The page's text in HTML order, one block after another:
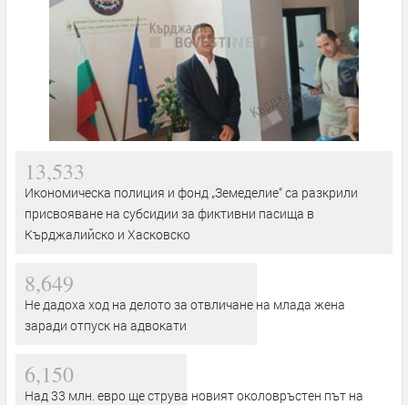
13,533
Икономическа полиция и фонд „Земеделие“ са разкрили
присвояване на субсидии за фиктивни пасища в
Кърджалийско и Хасковско
8,649
Не дадоха ход на делото за отвличане на млада жена
заради отпуск на адвокати
6,150
Над 33 млн. евро ще струва новият околовръстен път на